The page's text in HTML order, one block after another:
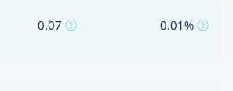
0.07 0.01%